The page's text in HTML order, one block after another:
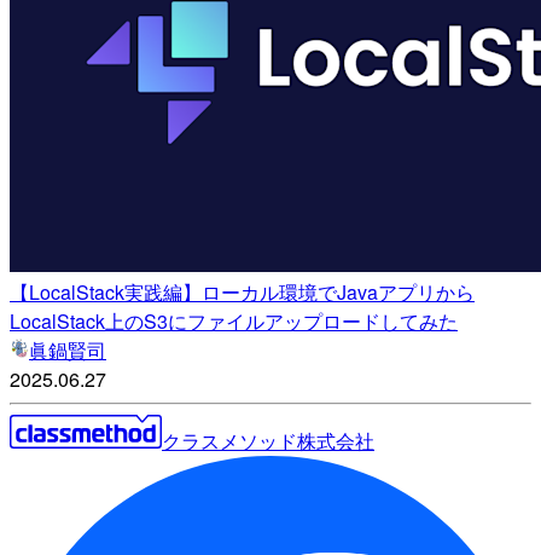
【LocalStack実践編】ローカル環境でJavaアプリから
LocalStack上のS3にファイルアップロードしてみた
眞鍋賢司
2025.06.27
クラスメソッド株式会社